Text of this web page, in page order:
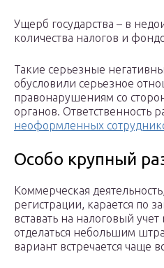
Ущерб государства – в
количества налогов и
Такие серьезные
обусловили серьезное
правонарушениям со
органов. Ответственность
неоформленных
Особо крупный
Коммерческая
регистрации, карается по
вставать на налоговый
отделаться небольшим
вариант встречается чаще